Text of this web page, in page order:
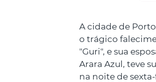
A cidade de
o trágico
"Guri", e sua
Arara Azul, teve
na noite de